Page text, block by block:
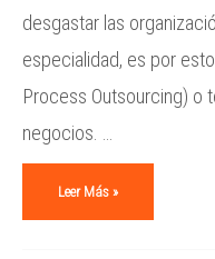
desgastar las
especialidad, es por
Process Outsourcing) o
negocios. …
Leer Más »